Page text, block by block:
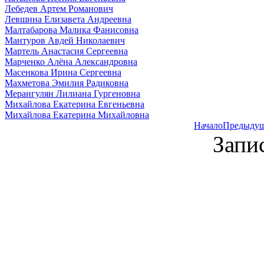
Лебедев Артем Романович
Левшина Елизавета Андреевна
Малтабарова Малика Фанисовна
Мантуров Авдей Николаевич
Мартель Анастасия Сергеевна
Марченко Алёна Александровна
Масенкова Ирина Сергеевна
Махметова Эмилия Радиковна
Мерангулян Лилиана Гургеновна
Михайлова Екатерина Евгеньевна
Михайлова Екатерина Михайловна
Начало